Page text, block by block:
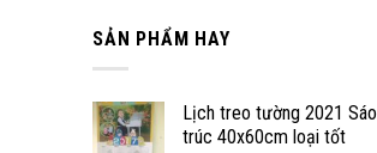
SẢN PHẨM HAY
Lịch treo tường 2021 Sáo
trúc 40x60cm loại tốt